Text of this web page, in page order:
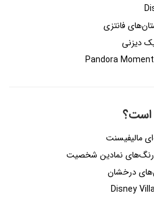
فانتزی
دیزنی
مالیفیسنت
و رنگ‌های نمادین شخصیت
درخشان